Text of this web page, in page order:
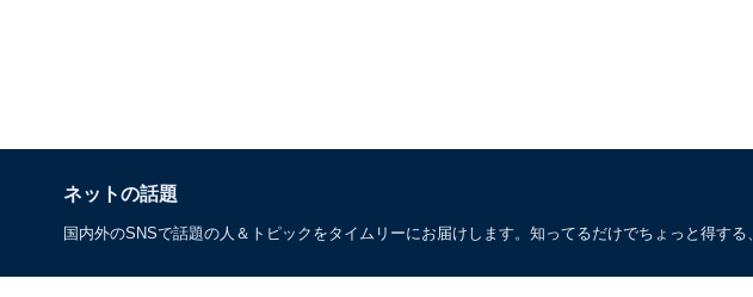
ネットの話題
国内外のSNSで話題の人＆トピックをタイムリーにお届けします。知ってるだけでちょっと得す